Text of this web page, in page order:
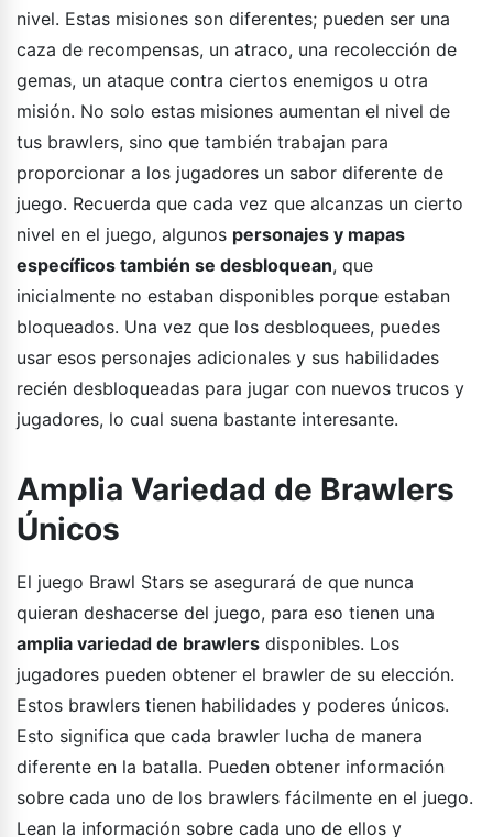
nivel. Estas misiones son diferentes; pueden ser una
caza de recompensas, un atraco, una recolección de
gemas, un ataque contra ciertos enemigos u otra
misión. No solo estas misiones aumentan el nivel de
tus brawlers, sino que también trabajan para
proporcionar a los jugadores un sabor diferente de
juego. Recuerda que cada vez que alcanzas un cierto
nivel en el juego, algunos personajes y mapas
específicos también se desbloquean, que
inicialmente no estaban disponibles porque estaban
bloqueados. Una vez que los desbloquees, puedes
usar esos personajes adicionales y sus habilidades
recién desbloqueadas para jugar con nuevos trucos y
jugadores, lo cual suena bastante interesante.
Amplia Variedad de Brawlers
Únicos
El juego Brawl Stars se asegurará de que nunca
quieran deshacerse del juego, para eso tienen una
amplia variedad de brawlers disponibles. Los
jugadores pueden obtener el brawler de su elección.
Estos brawlers tienen habilidades y poderes únicos.
Esto significa que cada brawler lucha de manera
diferente en la batalla. Pueden obtener información
sobre cada uno de los brawlers fácilmente en el juego.
Lean la información sobre cada uno de ellos y